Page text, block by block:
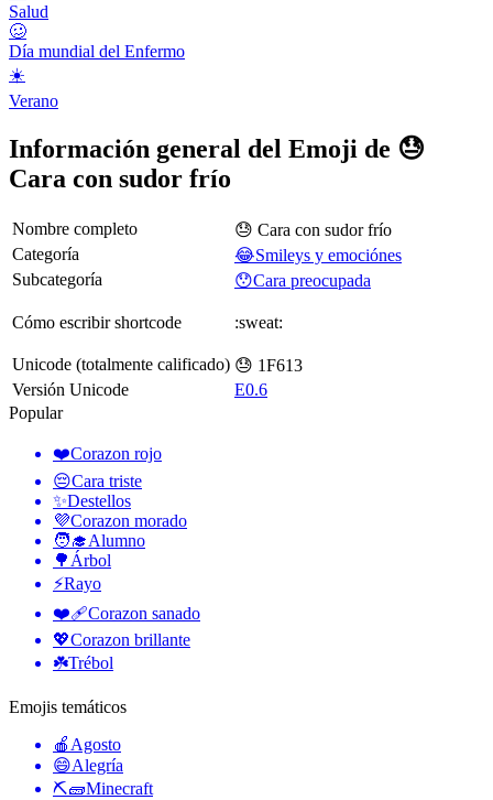
Salud
🥴
Día mundial del Enfermo
☀️
Verano
Información general del Emoji de 😓
Cara con sudor frío
Nombre completo
😓 Cara con sudor frío
Categoría
😂Smileys y emociónes
Subcategoría
😯Cara preocupada
Cómo escribir shortcode :sweat:
Unicode (totalmente calificado) 😓 1F613
Versión Unicode
E0.6
Popular
❤️Corazon rojo
😔Cara triste
✨Destellos
💜Corazon morado
🧑‍🎓Alumno
🌳 Árbol
⚡Rayo
❤️‍🩹Corazon sanado
💖Corazon brillante
☘️Trébol
Emojis temáticos
🍎 Agosto
😄Alegría
⛏🧱Minecraft